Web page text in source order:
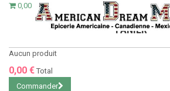
0,00 €
PANIER
Aucun produit
0,00 € Total
Commander